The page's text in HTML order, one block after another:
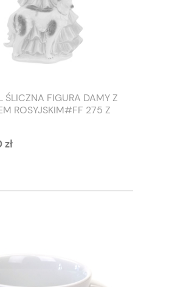
ŚLICZNA FIGURA DAMY Z
ROSYJSKIM#FF 275 Z